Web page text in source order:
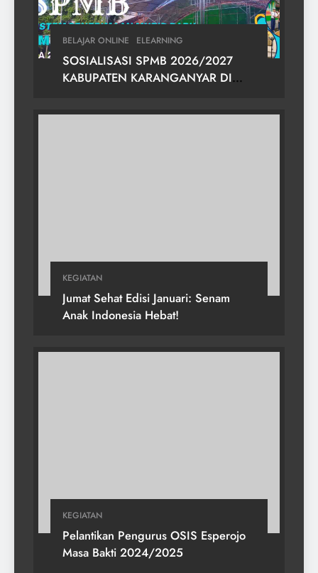
BELAJAR ONLINE ELEARNING
SOSIALISASI SPMB 2026/2027
KABUPATEN KARANGANYAR DI
KEGIATAN
Jumat Sehat Edisi Januari: Senam
Anak Indonesia Hebat!
KEGIATAN
Pelantikan Pengurus OSIS Esperojo
Masa Bakti 2024/2025